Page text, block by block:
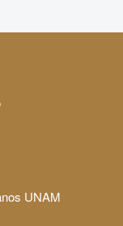
UNAM